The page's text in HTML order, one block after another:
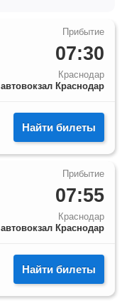
07:30
Краснодар
автовокзал Краснодар
Найти билеты
07:55
Краснодар
автовокзал Краснодар
Найти билеты